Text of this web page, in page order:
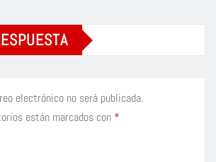
electrónico no será publicada.
están marcados con *